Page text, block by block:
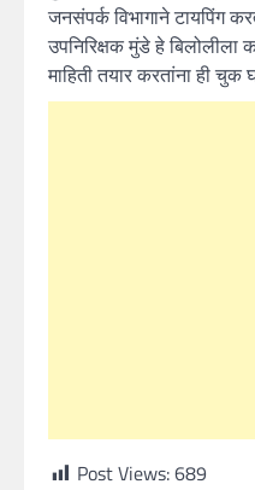
जनसंपर्क विभागाने टायपिंग
उपनिरिक्षक मुंडे हे
माहिती तयार करतांना ही
Post Views:689